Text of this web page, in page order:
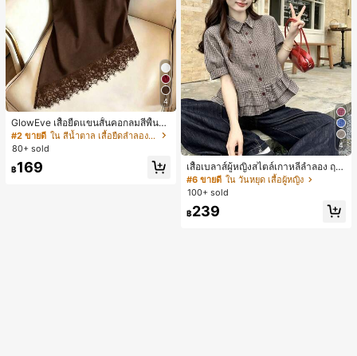
4
GlowEve เสื้อยืดแขนสั้นคอกลมสีพื้นลำ
ลองอเนกประสงค์สำหรับผู้หญิง
#2 ขายดี
ใน สีน้ำตาล เสื้อยืดลำลองพื้นฐาน
80+ sold
฿169
4
เสื้อเบลาส์ผู้หญิงสไตล์เกาหลีลำลอง ฤดู
ใบไม้ผลิ/ฤดูร้อนใหม่ ชายระบาย ชิคแล
ะหรูหรา
#6 ขายดี ใน วันหยุด เสื้อผู้หญิง
100+ sold
฿239